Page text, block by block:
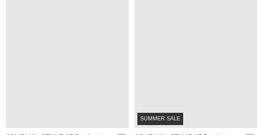
SUMMER SALE